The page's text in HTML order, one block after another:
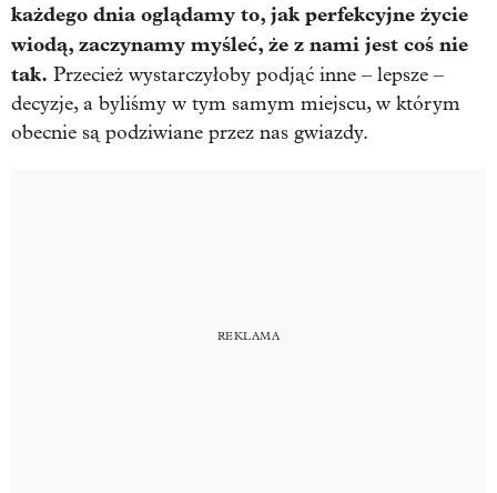
każdego dnia oglądamy to, jak perfekcyjne życie
wiodą, zaczynamy myśleć, że z nami jest coś nie
tak. Przecież wystarczyłoby podjąć inne – lepsze –
decyzje, a byliśmy w tym samym miejscu, w którym
obecnie są podziwiane przez nas gwiazdy.